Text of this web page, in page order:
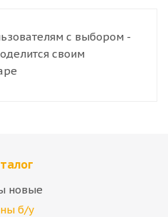
с выбором -
своим
новые
б/у